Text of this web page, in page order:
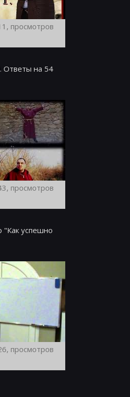
просмотров
Ответы на 54
просмотров
"Как успешно
просмотров